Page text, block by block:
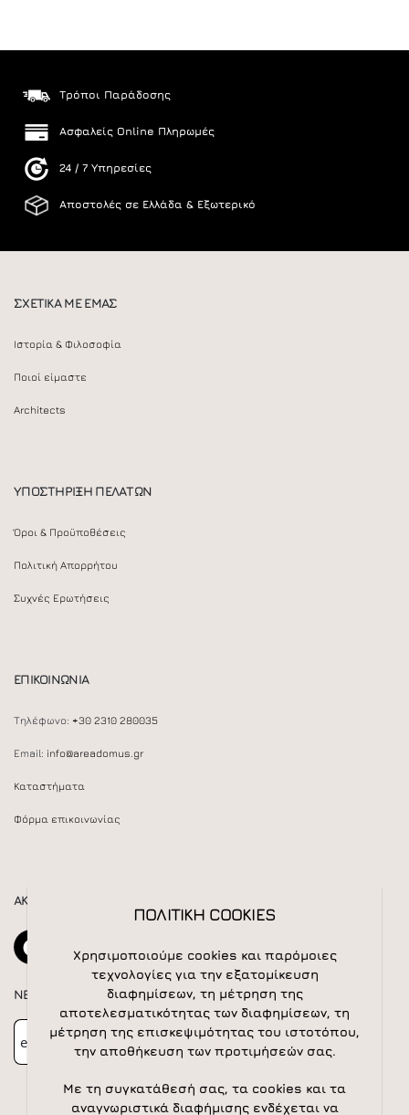
Τρόποι Παράδοσης
Ασφαλείς Online Πληρωμές
24 / 7 Υπηρεσίες
Αποστολές σε Ελλάδα & Εξωτερικό
ΣΧΕΤΙΚΑ ΜΕ ΕΜΑΣ
Ιστορία & Φιλοσοφία
Ποιοί είμαστε
Architects
ΥΠΟΣΤΗΡΙΞΗ ΠΕΛΑΤΩΝ
Όροι & Προϋποθέσεις
Πολιτική Απορρήτου
Συχνές Ερωτήσεις
ΕΠΙΚΟΙΝΩΝΙΑ
Τηλέφωνο: +30 2310 280035
Email: info@areadomus.gr
Καταστήματα
Φόρμα επικοινωνίας
ΑΚΟΛΟΥΘΕΙΣΤΕ ΜΑΣ
NEWSLETTER
Newsletter Subscribe
ΠΟΛΙΤΙΚΗ COOKIES
Χρησιμοποιούμε cookies και παρόμοιες
τεχνολογίες για την εξατομίκευση
διαφημίσεων, τη μέτρηση της
αποτελεσματικότητας των διαφημίσεων, τη
μέτρηση της επισκεψιμότητας του ιστοτόπου,
την αποθήκευση των προτιμήσεών σας.
Με τη συγκατάθεσή σας, τα cookies και τα
αναγνωριστικά διαφήμισης ενδέχεται να